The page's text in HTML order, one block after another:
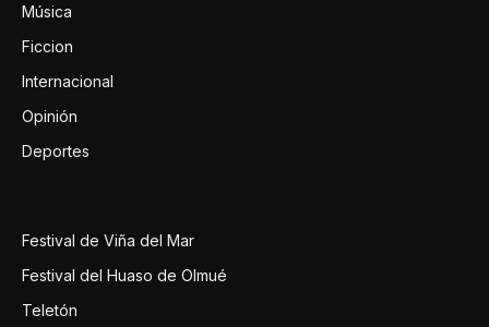
Música
Ficcion
Internacional
Opinión
Deportes
Festival de Viña del Mar
Festival del Huaso de Olmué
Teletón